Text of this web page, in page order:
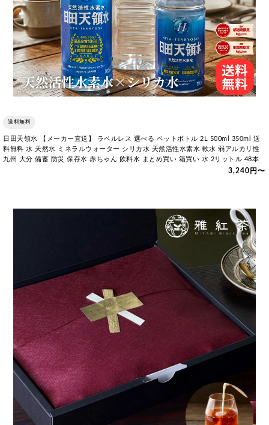
送料無料
日田天領水 【メーカー直送】 ラベルレス 選べる ペットボトル 2L 500ml 350ml 送
料無料 水 天然水 ミネラルウォーター シリカ水 天然活性水素水 軟水 弱アルカリ性
九州 大分 備蓄 防災 保存水 赤ちゃん 飲料水 まとめ買い 箱買い 水 2リットル 48本
3,240円〜